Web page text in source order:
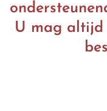
U mag altijd